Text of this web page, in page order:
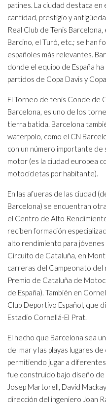
patines. La ciudad destaca en
cantidad, prestigio y
Real Club de Tenis Barcelona,
Barcino, el Turó, etc.; se han
españoles más relevantes.
donde el equipo de España
partidos de Copa Davis y
El Torneo de tenis Conde de
Barcelona, es uno de los
tierra batida. Barcelona
waterpolo, como el CN
con un número importante de
motor (es la ciudad europea
motocicletas por habitante).
En las afueras de las ciudad
Barcelona) se encuentran
el Centro de Alto
reciben formación
alto rendimiento para
Circuito de Cataluña, en
carreras del Campeonato del
Premio de Cataluña de
de España). También en
Club Deportivo Español, que
Estadio Cornellá-El Prat.
El hecho que Barcelona sea
del mar y las playas lugares
permitiendo jugar a
fue construido bajo diseño
Josep Martorell, David
dirección del ingeniero Joan